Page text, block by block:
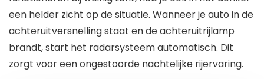
een helder zicht op de situatie. Wanneer je auto in de
achteruitversnelling staat en de achteruitrijlamp
brandt, start het radarsysteem automatisch. Dit
zorgt voor een ongestoorde nachtelijke rijervaring.